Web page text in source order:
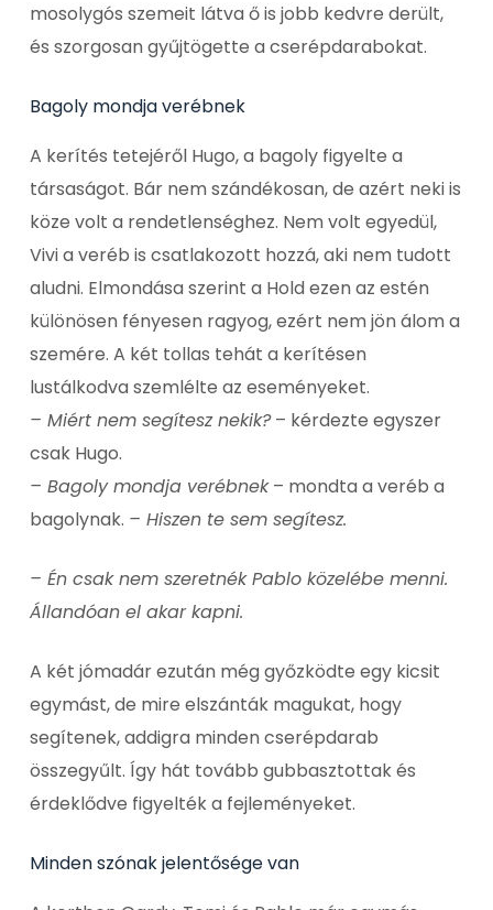
mosolygós szemeit látva ő is jobb kedvre derült,
és szorgosan gyűjtögette a cserépdarabokat.
Bagoly mondja verébnek
A kerítés tetejéről Hugo, a bagoly figyelte a
társaságot. Bár nem szándékosan, de azért neki is
köze volt a rendetlenséghez. Nem volt egyedül,
Vivi a veréb is csatlakozott hozzá, aki nem tudott
aludni. Elmondása szerint a Hold ezen az estén
különösen fényesen ragyog, ezért nem jön álom a
szemére. A két tollas tehát a kerítésen
lustálkodva szemlélte az eseményeket.
– Miért nem segítesz nekik?– kérdezte egyszer
csak Hugo.
– Bagoly mondja verébnek– mondta a veréb a
bagolynak. – Hiszen te sem segítesz.
– Én csak nem szeretnék Pablo közelébe menni.
Állandóan el akar kapni.
A két jómadár ezután még győzködte egy kicsit
egymást, de mire elszánták magukat, hogy
segítenek, addigra minden cserépdarab
összegyűlt. Így hát tovább gubbasztottak és
érdeklődve figyelték a fejleményeket.
Minden szónak jelentősége van